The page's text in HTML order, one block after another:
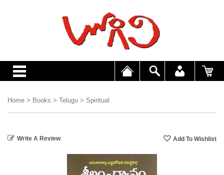
Home > Books > Telugu > Spiritual
Write A Review